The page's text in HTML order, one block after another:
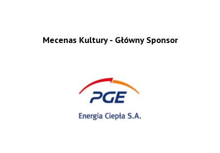
Mecenas Kultury - Główny Sponsor